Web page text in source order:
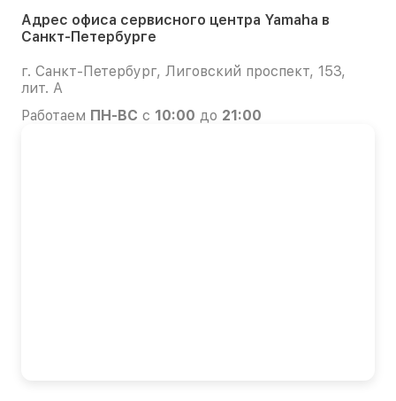
Адрес офиса сервисного центра Yamaha в
Санкт-Петербурге
г. Санкт-Петербург, Лиговский проспект, 153,
лит. А
Работаем ПН-ВС с 10:00 до 21:00